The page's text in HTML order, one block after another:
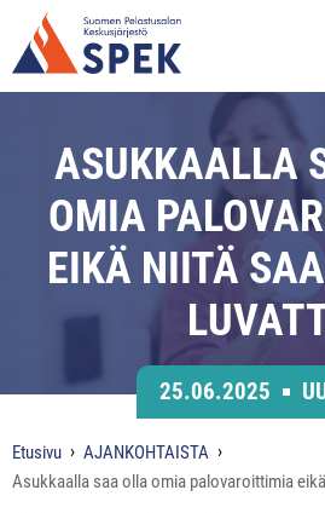
ASUKKAALLA
OMIA
EIKÄ NIITÄ
25.06.2025
Etusivu
AJANKOHTAISTA
Asukkaalla saa olla omia palovaroittimia